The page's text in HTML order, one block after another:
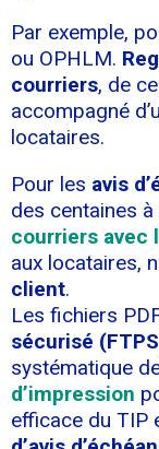
Par exemple,
ou OPHLM.
courriers, de
accompagné
locataires.
Pour les avis
des centaines
courriers avec
aux locataires,
client.
Les fichiers
sécurisé
systématique
d’impression
efficace du TIP